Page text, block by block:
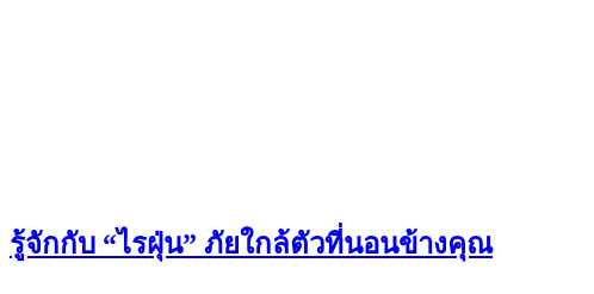
รู้จักกับ “ไรฝุ่น” ภัยใกล้ตัวที่นอนข้างคุณ